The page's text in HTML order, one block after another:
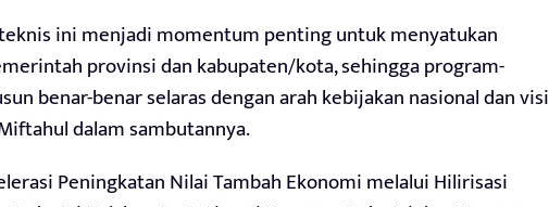
ini menjadi momentum penting untuk menyatukan
provinsi dan kabupaten/kota, sehingga program-
benar-benar selaras dengan arah kebijakan nasional dan visi
dalam sambutannya.
Peningkatan Nilai Tambah Ekonomi melalui Hilirisasi